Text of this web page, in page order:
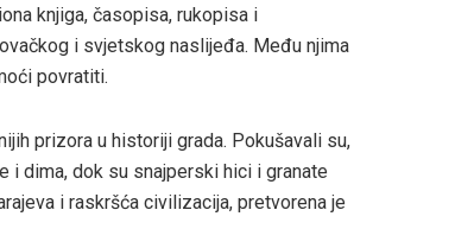
knjiga, časopisa, rukopisa i
i svjetskog naslijeđa. Među njima
povratiti.
prizora u historiji grada. Pokušavali su,
i dima, dok su snajperski hici i granate
i raskršća civilizacija, pretvorena je